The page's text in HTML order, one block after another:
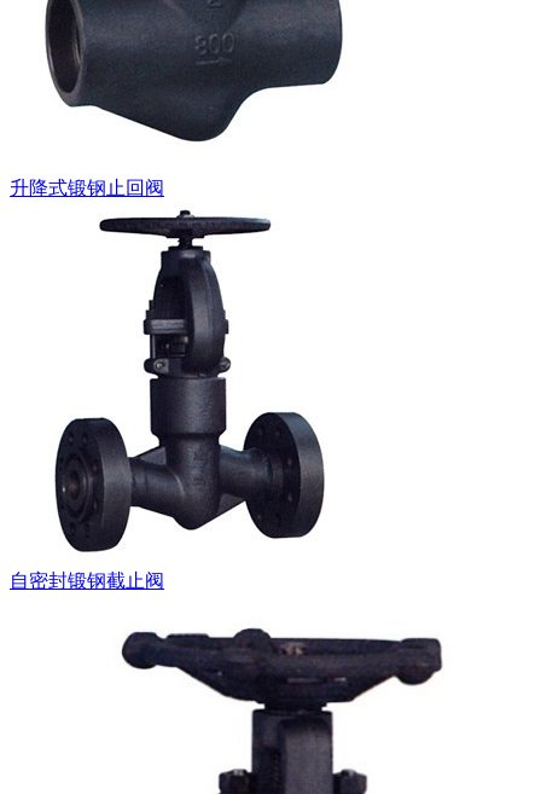
升降式锻钢止回阀
自密封锻钢截止阀